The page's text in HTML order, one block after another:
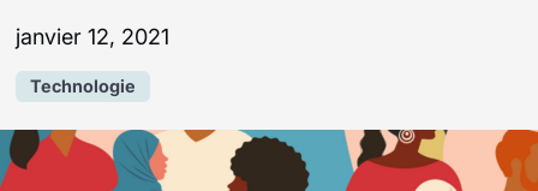
janvier 12, 2021
Technologie